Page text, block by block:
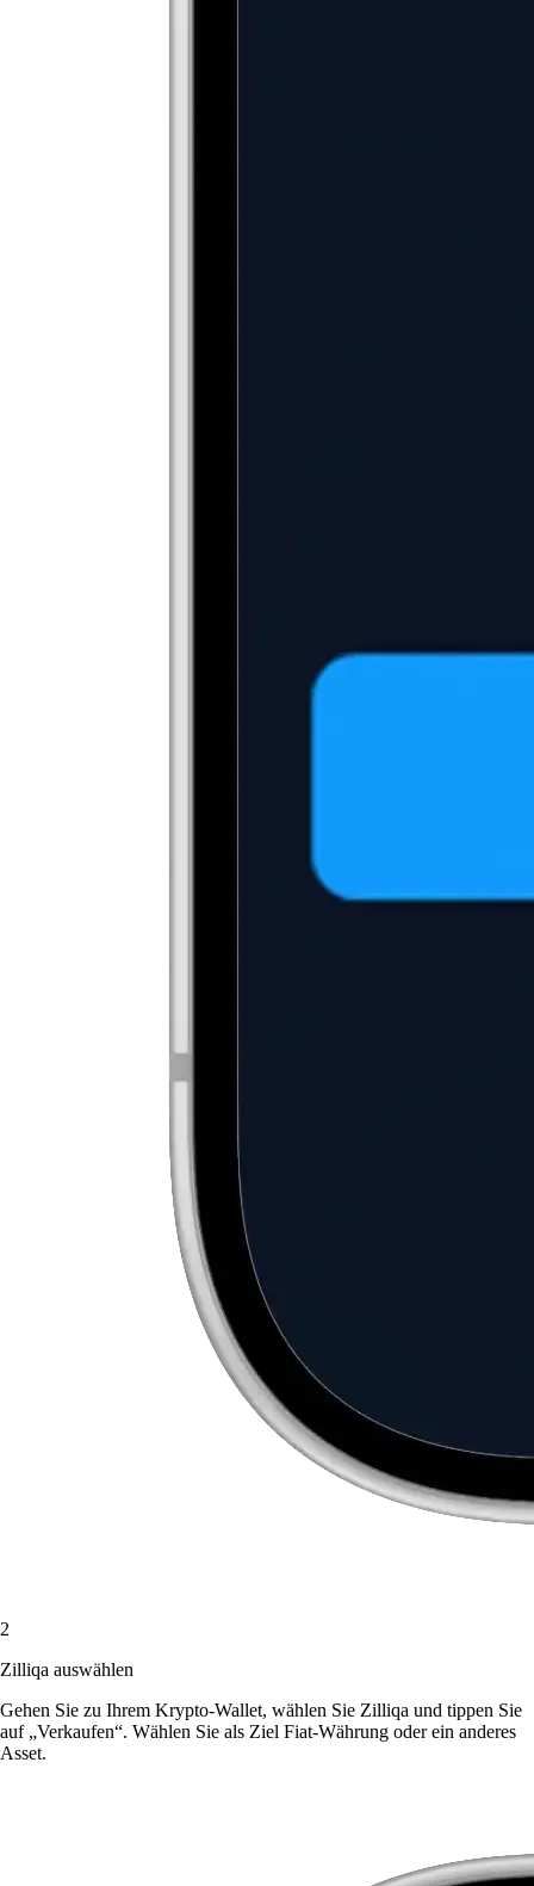
2
Zilliqa auswählen
Gehen Sie zu Ihrem Krypto-Wallet, wählen Sie Zilliqa und tippen Sie
auf „Verkaufen“. Wählen Sie als Ziel Fiat-Währung oder ein anderes
Asset.